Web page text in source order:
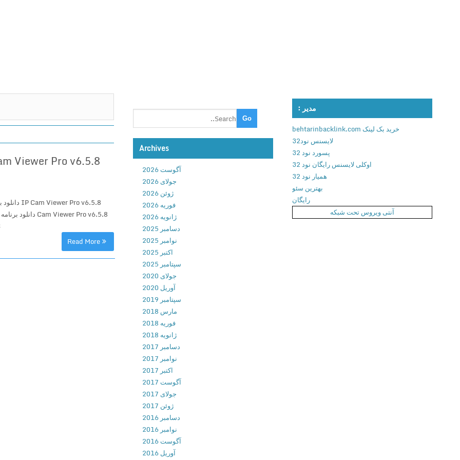
Read More
Archives
آگوست 2026
جولای 2026
ژوئن 2026
فوریه 2026
ژانویه 2026
دسامبر 2025
نوامبر 2025
اکتبر 2025
سپتامبر 2025
جولای 2020
آوریل 2020
سپتامبر 2019
مارس 2018
فوریه 2018
ژانویه 2018
دسامبر 2017
نوامبر 2017
اکتبر 2017
آگوست 2017
جولای 2017
ژوئن 2017
دسامبر 2016
نوامبر 2016
آگوست 2016
آوریل 2016
مدیر :
خرید بک لینک behtarinbacklink.com
لایسنس نود32
پسورد نود 32
اوکلی لایسنس رایگان نود 32
همیار نود 32
بهترین سئو
رایگان
آنتی ویروس تحت شبکه